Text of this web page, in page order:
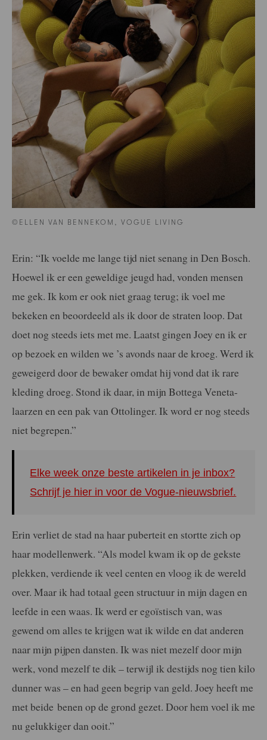
©ELLEN VAN BENNEKOM, VOGUE LIVING
Erin: “Ik voelde me lange tijd niet senang in Den Bosch.
Hoewel ik er een geweldige jeugd had, vonden mensen
me gek. Ik kom er ook niet graag terug; ik voel me
bekeken en beoordeeld als ik door de straten loop. Dat
doet nog steeds iets met me. Laatst gingen Joey en ik er
op bezoek en wilden we ’s avonds naar de kroeg. Werd ik
geweigerd door de bewaker omdat hij vond dat ik rare
kleding droeg. Stond ik daar, in mijn Bottega Veneta-
laarzen en een pak van Ottolinger. Ik word er nog steeds
niet begrepen.”
Elke week onze beste artikelen in je inbox?
Schrijf je hier in voor de Vogue-nieuwsbrief.
Erin verliet de stad na haar puberteit en stortte zich op
haar modellenwerk. “Als model kwam ik op de gekste
plekken, verdiende ik veel centen en vloog ik de wereld
over. Maar ik had totaal geen structuur in mijn dagen en
leefde in een waas. Ik werd er egoïstisch van, was
gewend om alles te krijgen wat ik wilde en dat anderen
naar mijn pijpen dansten. Ik was niet mezelf door mijn
werk, vond mezelf te dik – terwijl ik destijds nog tien kilo
dunner was – en had geen begrip van geld. Joey heeft me
met beide benen op de grond gezet. Door hem voel ik me
nu gelukkiger dan ooit.”